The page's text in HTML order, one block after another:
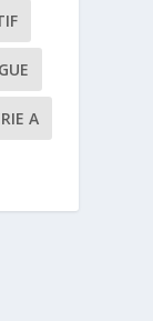
A